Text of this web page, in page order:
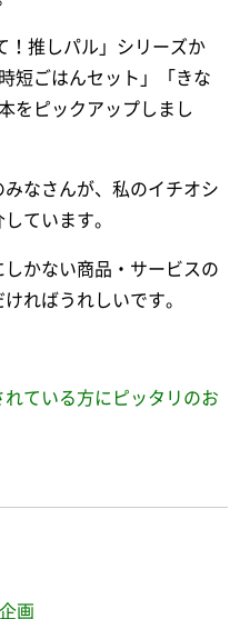
！推しパル」シリーズか
短ごはんセット」「きな
をピックアップしまし
なさんが、私のイチオシ
ています。
かない商品・サービスの
ればうれしいです。
ている方にピッタリのお
画